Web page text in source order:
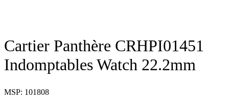
Cartier Panthère CRHPI01451
Indomptables Watch 22.2mm
MSP: 101808